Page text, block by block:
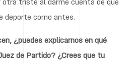
deporte como antes.
¿puedes explicarnos en qué
de Partido? ¿Crees que tu